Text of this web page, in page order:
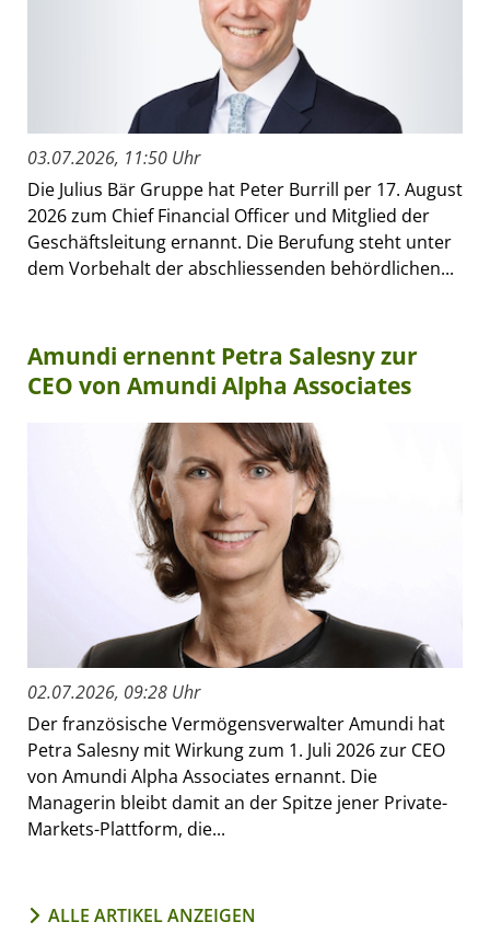
03.07.2026, 11:50 Uhr
Die Julius Bär Gruppe hat Peter Burrill per 17. August
2026 zum Chief Financial Officer und Mitglied der
Geschäftsleitung ernannt. Die Berufung steht unter
dem Vorbehalt der abschliessenden behördlichen...
Amundi ernennt Petra Salesny zur
CEO von Amundi Alpha Associates
02.07.2026, 09:28 Uhr
Der französische Vermögensverwalter Amundi hat
Petra Salesny mit Wirkung zum 1. Juli 2026 zur CEO
von Amundi Alpha Associates ernannt. Die
Managerin bleibt damit an der Spitze jener Private-
Markets-Plattform, die...
ALLE ARTIKEL ANZEIGEN